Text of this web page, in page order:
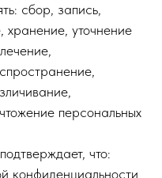
сбор, запись,
хранение, уточнение
персональных
что:
конфиденциальности